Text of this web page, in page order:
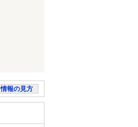
情報の見方